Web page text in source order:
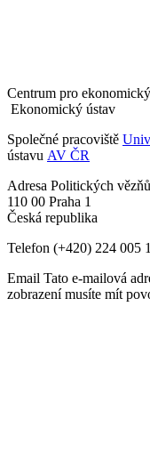
Centrum pro
Ekonomický ústav
Společné pracoviště
ústavu AV ČR
Adresa Politických
110 00 Praha 1
Česká republika
Telefon (+420) 224 005
Email Tato e-mailová
zobrazení musíte mít